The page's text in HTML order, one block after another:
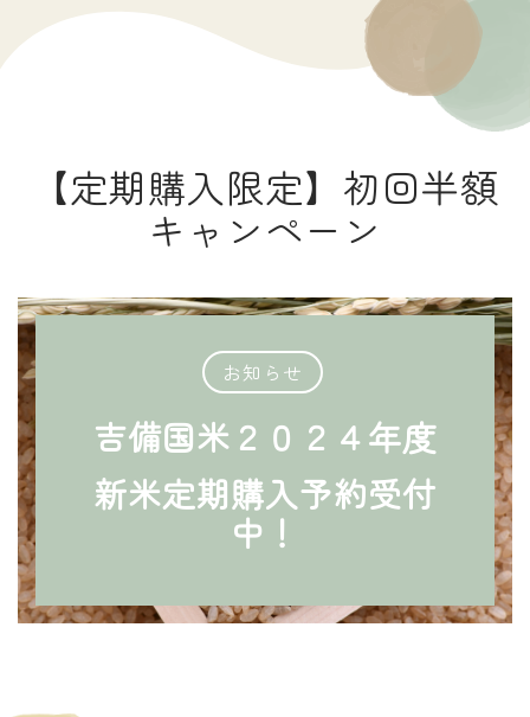
【定期購入限定】初回半額
キャンペーン
お知らせ
吉備国米２０２４年度
新米定期購入予約受付
中！